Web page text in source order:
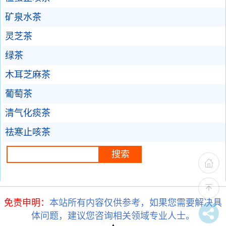
矿泉水茶
灵芝茶
绿茶
木耳芝麻茶
葡萄茶
清气化痰茶
祛寒止咳茶
免责申明： 本站所有内容仅供参考，如果您需要解决具
体问题，建议您咨询相关领域专业人士。